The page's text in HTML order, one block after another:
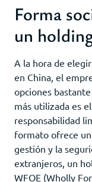
Forma
un
A la hora de
en China, el
opciones
más utilizada es
responsabilidad
formato ofrece
gestión y la
extranjeros, un
WFOE (Wholly